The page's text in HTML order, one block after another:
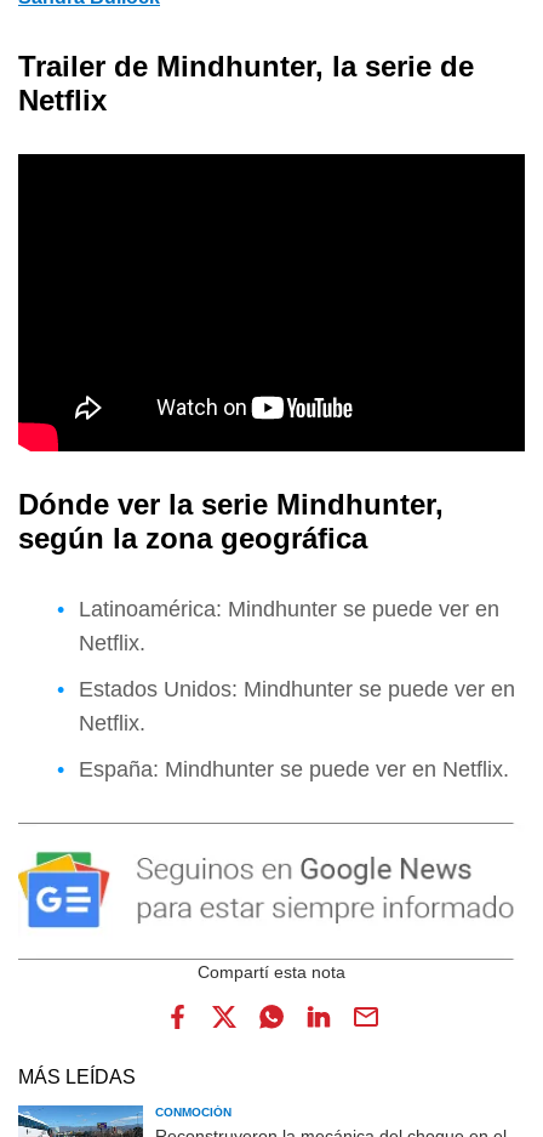
Trailer de Mindhunter, la serie de
Netflix
Dónde ver la serie Mindhunter,
según la zona geográfica
Latinoamérica: Mindhunter se puede ver en
Netflix.
Estados Unidos: Mindhunter se puede ver en
Netflix.
España: Mindhunter se puede ver en Netflix.
MÁS LEÍDAS
CONMOCIÓN